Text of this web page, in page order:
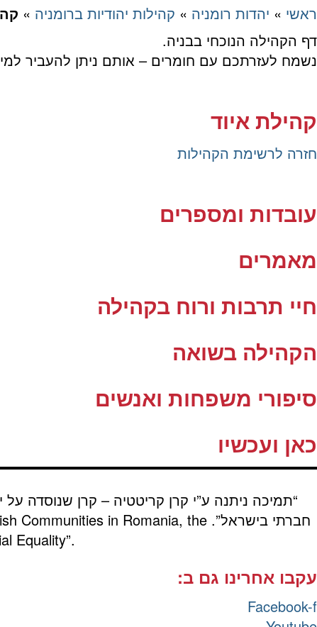
ראשי » יהדות רומניה » קהילות יהודיות ברומניה »
דף הקהילה הנוכחי בבניה.
נשמח לעזרתכם עם חומרים – אותם ניתן להעביר
קהילת איוד
חזרה לרשימת הקהילות
עובדות ומספרים
מאמרים
חיי תרבות ורוח בקהילה
הקהילה בשואה
סיפורי משפחות ואנשים
כאן ועכשיו
“תמיכה ניתנה ע”י קרן קריטטיה – קרן שנוסדה על
חברתי בישראל”.Communities in Romania, the
Equality”.
עקבו אחרינו גם ב:
Facebook-f